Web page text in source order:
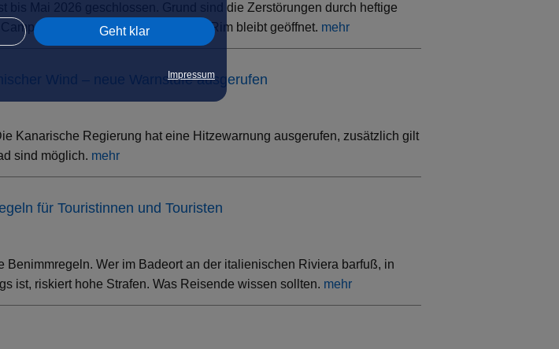
Geht klar
Impressum
bis Mai 2026 geschlossen. Grund sind die Zerstörungen durch heftige
sind betroffen – der South Rim bleibt geöffnet. mehr
Wind – neue Warnstufe ausgerufen
Kanarische Regierung hat eine Hitzewarnung ausgerufen, zusätzlich gilt
sind möglich. mehr
für Touristinnen und Touristen
Benimmregeln. Wer im Badeort an der italienischen Riviera barfuß, in
ist, riskiert hohe Strafen. Was Reisende wissen sollten. mehr